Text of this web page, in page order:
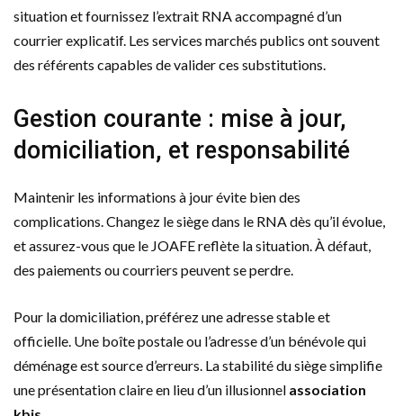
situation et fournissez l’extrait RNA accompagné d’un
courrier explicatif. Les services marchés publics ont souvent
des référents capables de valider ces substitutions.
Gestion courante : mise à jour,
domiciliation, et responsabilité
Maintenir les informations à jour évite bien des
complications. Changez le siège dans le RNA dès qu’il évolue,
et assurez-vous que le JOAFE reflète la situation. À défaut,
des paiements ou courriers peuvent se perdre.
Pour la domiciliation, préférez une adresse stable et
officielle. Une boîte postale ou l’adresse d’un bénévole qui
déménage est source d’erreurs. La stabilité du siège simplifie
une présentation claire en lieu d’un illusionnel association